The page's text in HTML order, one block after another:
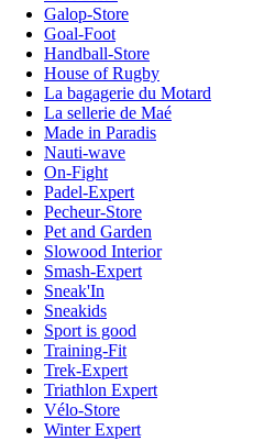
Galop-Store
Goal-Foot
Handball-Store
House of Rugby
La bagagerie du Motard
La sellerie de Maé
Made in Paradis
Nauti-wave
On-Fight
Padel-Expert
Pecheur-Store
Pet and Garden
Slowood Interior
Smash-Expert
Sneak'In
Sneakids
Sport is good
Training-Fit
Trek-Expert
Triathlon Expert
Vélo-Store
Winter Expert